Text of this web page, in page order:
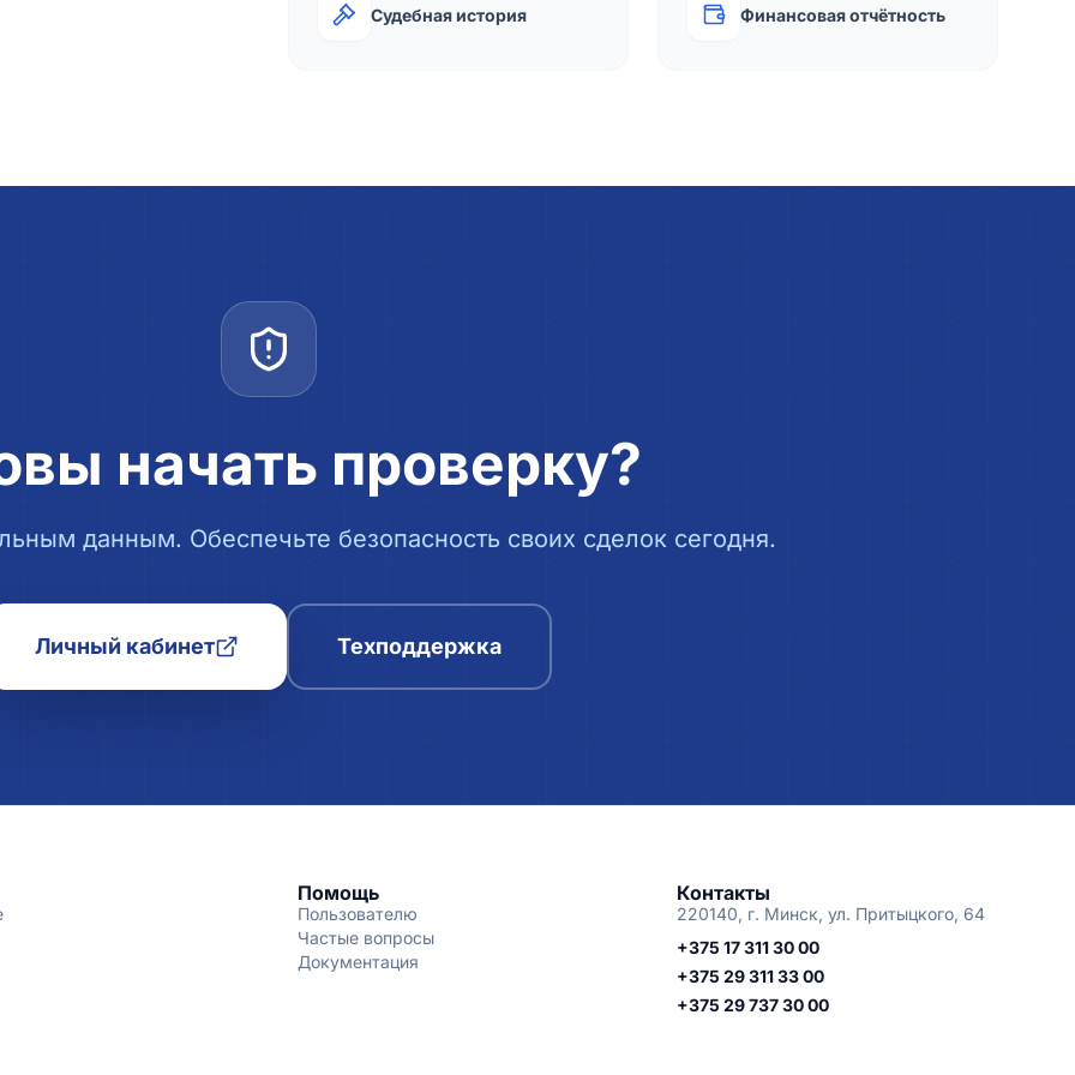
Судебная история Финансовая отчётность
начать проверку?
данным. Обеспечьте безопасность своих сделок сегодня.
Личный кабинет Техподдержка
Помощь
Пользователю
Частые вопросы
Документация
Контакты
220140, г. Минск, ул. Притыцкого, 64
+375 17 311 30 00
+375 29 311 33 00
+375 29 737 30 00